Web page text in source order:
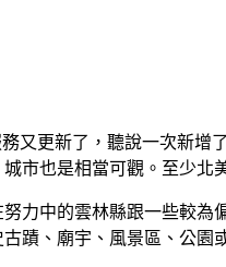
務又更新了，聽說一次新
市也是相當可觀。至少北
力中的雲林縣跟一些較為
蹟、廟宇、風景區、公